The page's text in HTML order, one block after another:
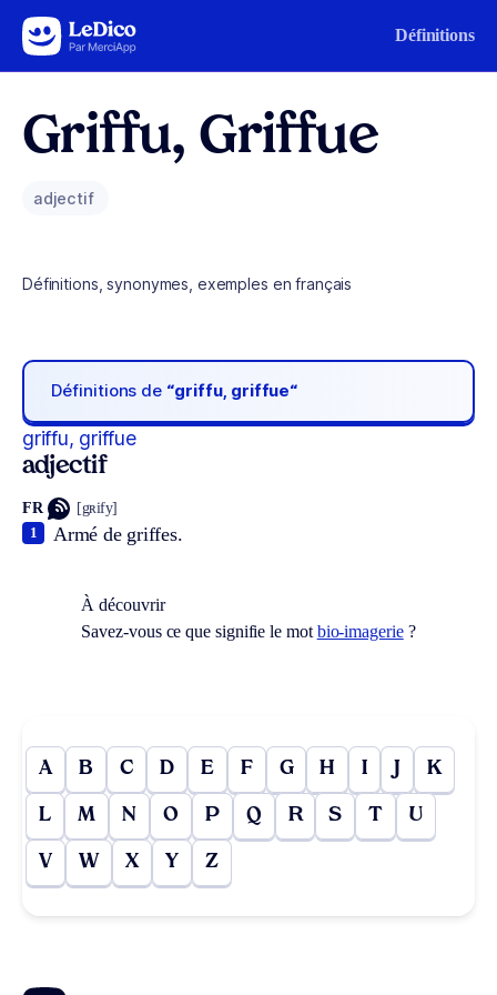
Aller au contenu Définitions
Griffu, Griffue
adjectif
Définitions, synonymes, exemples en français
Définitions de “griffu, griffue“
griffu, griffue
adjectif
FR [gʀify]
Armé de griffes.
1
À découvrir
Savez-vous ce que signifie le mot bio-imagerie?
A B C D E F G H I J K
L M N O P Q R S T U
V W X Y Z